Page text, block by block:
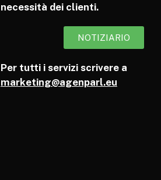
necessità dei clienti.
NOTIZIARIO
Per tutti i servizi scrivere a
marketing@agenparl.eu